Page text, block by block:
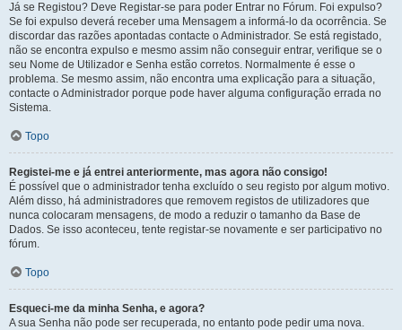
Já se Registou? Deve Registar-se para poder Entrar no Fórum. Foi expulso?
Se foi expulso deverá receber uma Mensagem a informá-lo da ocorrência. Se
discordar das razões apontadas contacte o Administrador. Se está registado,
não se encontra expulso e mesmo assim não conseguir entrar, verifique se o
seu Nome de Utilizador e Senha estão corretos. Normalmente é esse o
problema. Se mesmo assim, não encontra uma explicação para a situação,
contacte o Administrador porque pode haver alguma configuração errada no
Sistema.
Topo
Registei-me e já entrei anteriormente, mas agora não consigo!
É possível que o administrador tenha excluído o seu registo por algum motivo.
Além disso, há administradores que removem registos de utilizadores que
nunca colocaram mensagens, de modo a reduzir o tamanho da Base de
Dados. Se isso aconteceu, tente registar-se novamente e ser participativo no
fórum.
Topo
Esqueci-me da minha Senha, e agora?
A sua Senha não pode ser recuperada, no entanto pode pedir uma nova.